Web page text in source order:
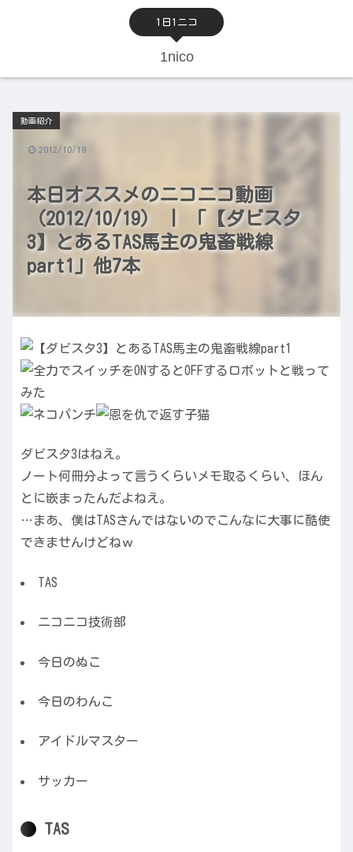
1日1ニコ
1nico
本日オススメのニコニコ動画
（2012/10/19） | 「【ダビスタ
3】とあるTAS馬主の鬼畜戦線
part1」他7本
動画紹介
2012/10/19
ダビスタ3はねえ。
ノート何冊分よって言うくらいメモ取るくらい、ほん
とに嵌まったんだよねえ。
…まあ、僕はTASさんではないのでこんなに大事に酷使
できませんけどねｗ
TAS
ニコニコ技術部
今日のぬこ
今日のわんこ
アイドルマスター
サッカー
TAS